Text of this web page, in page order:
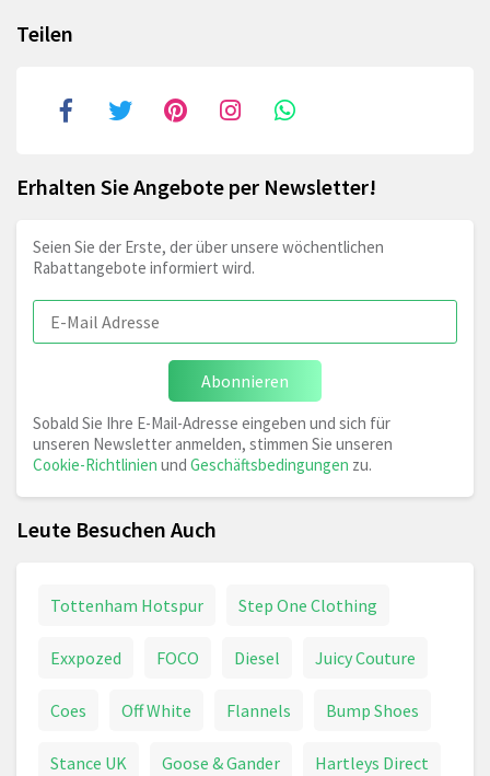
Teilen
Erhalten Sie Angebote per Newsletter!
Seien Sie der Erste, der über unsere wöchentlichen
Rabattangebote informiert wird.
Abonnieren
Sobald Sie Ihre E-Mail-Adresse eingeben und sich für
unseren Newsletter anmelden, stimmen Sie unseren
Cookie-Richtlinien und Geschäftsbedingungen zu.
Leute Besuchen Auch
Tottenham Hotspur Step One Clothing
Exxpozed FOCO Diesel Juicy Couture
Coes Off White Flannels Bump Shoes
Stance UK Goose & Gander Hartleys Direct